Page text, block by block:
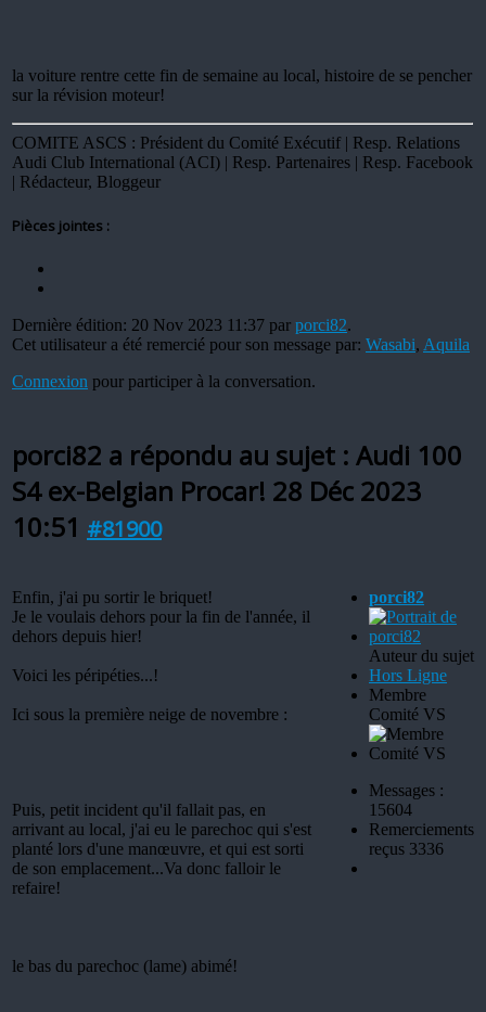
la voiture rentre cette fin de semaine au local, histoire de se pencher
sur la révision moteur!
COMITE ASCS : Président du Comité Exécutif | Resp. Relations
Audi Club International (ACI) | Resp. Partenaires | Resp. Facebook
| Rédacteur, Bloggeur
Pièces jointes :
Dernière édition: 20 Nov 2023 11:37 par porci82.
Cet utilisateur a été remercié pour son message par: Wasabi, Aquila
Connexion pour participer à la conversation.
porci82 a répondu au sujet : Audi 100
S4 ex-Belgian Procar! 28 Déc 2023
10:51 #81900
Enfin, j'ai pu sortir le briquet!
Je le voulais dehors pour la fin de l'année, il
dehors depuis hier!
Voici les péripéties...!
Ici sous la première neige de novembre :
Puis, petit incident qu'il fallait pas, en
arrivant au local, j'ai eu le parechoc qui s'est
planté lors d'une manœuvre, et qui est sorti
de son emplacement...Va donc falloir le
refaire!
le bas du parechoc (lame) abimé!
porci82
Auteur du sujet
Hors Ligne
Membre
Comité VS
Messages :
15604
Remerciements
reçus 3336